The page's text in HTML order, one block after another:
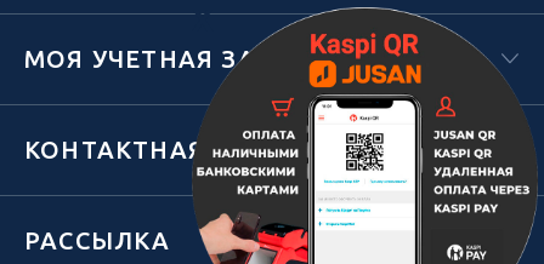
Х
МОЯ УЧЕТНАЯ ЗАПИСЬ
КОНТАКТНАЯ ИНФОРМАЦИЯ
РАССЫЛКА